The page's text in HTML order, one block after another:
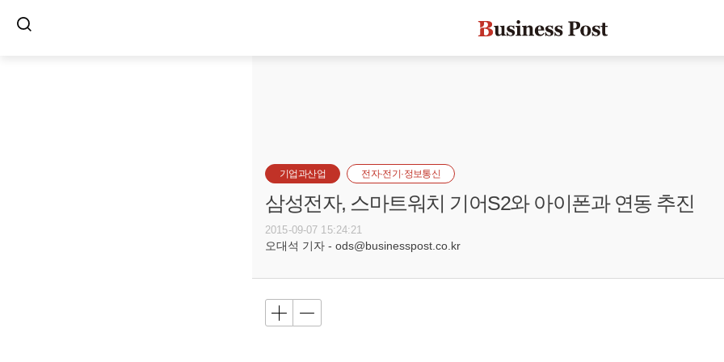
기업과산업 전자·전기·정보통신
삼성전자, 스마트워치 기어S2와 아이폰과 연동 추진
2015-09-07 15:24:21
오대석 기자 - ods@businesspost.co.kr